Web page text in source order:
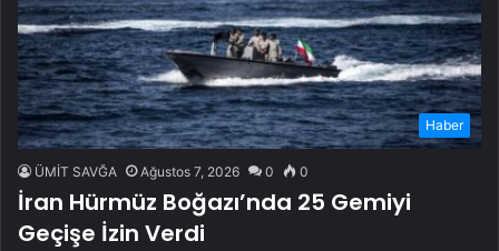
Haber
ÜMİT SAVĞA Ağustos 7, 2026 0 0
İran Hürmüz Boğazı’nda 25 Gemiyi
Geçişe İzin Verdi